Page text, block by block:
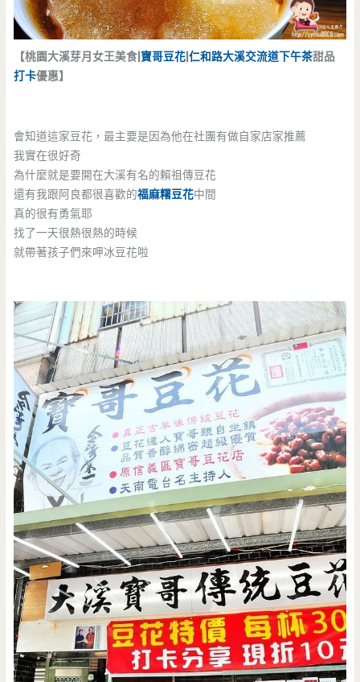
【桃園大溪芽月女王美食|寶哥豆花|仁和路大溪交流道下午茶甜品
打卡優惠】
會知道這家豆花，最主要是因為他在社團有做自家店家推薦
我實在很好奇
為什麼就是要開在大溪有名的賴祖傳豆花
還有我跟阿良都很喜歡的福麻糬豆花中間
真的很有勇氣耶
找了一天很熱很熱的時候
就帶著孩子們來呷冰豆花啦